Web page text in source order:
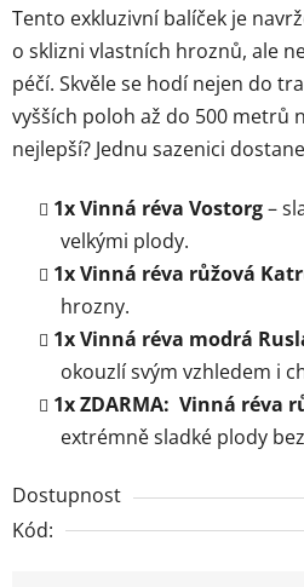
Tento exkluzivní balíček je
o sklizni vlastních hroznů, ale
péčí. Skvěle se hodí nejen do
vyšších poloh až do 500 metrů
nejlepší? Jednu sazenici
1x Vinná réva Vostorg–
velkými plody.
1x Vinná réva růžová
hrozny.
1x Vinná réva modrá
okouzlí svým vzhledem i
1x ZDARMA: Vinná réva
extrémně sladké plody
Dostupnost
Kód: